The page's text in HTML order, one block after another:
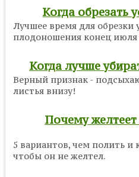
Когда обрезать
Лучшее время для обрезки
плодоношения конец июля
Когда лучше
Верный признак -
листья внизу!
Почему желтеет
5 вариантов, чем полить и
чтобы он не желтел.